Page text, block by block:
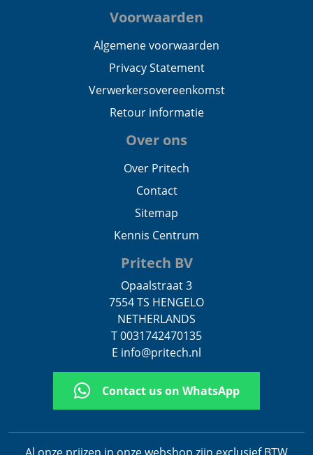
Voorwaarden
Algemene voorwaarden
Privacy Statement
Verwerkersovereenkomst
Retour informatie
Over ons
Over Pritech
Contact
Sitemap
Kennis Centrum
Pritech BV
Opaalstraat 3
7554 TS HENGELO
NETHERLANDS
T 0031742470135
E info@pritech.nl
Contact us on WhatsApp